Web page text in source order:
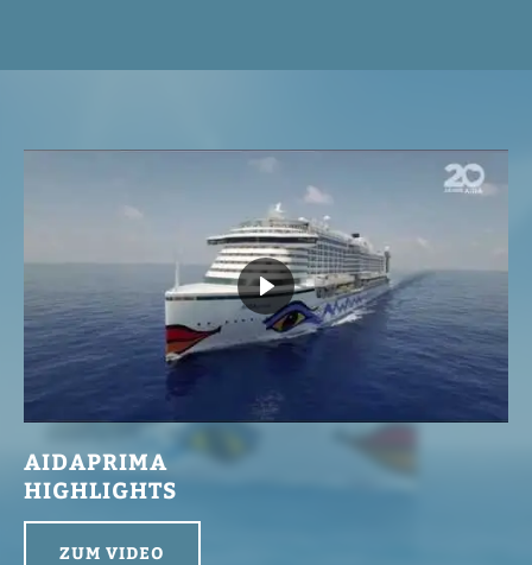
AIDAPRIMA
HIGHLIGHTS
ZUM VIDEO